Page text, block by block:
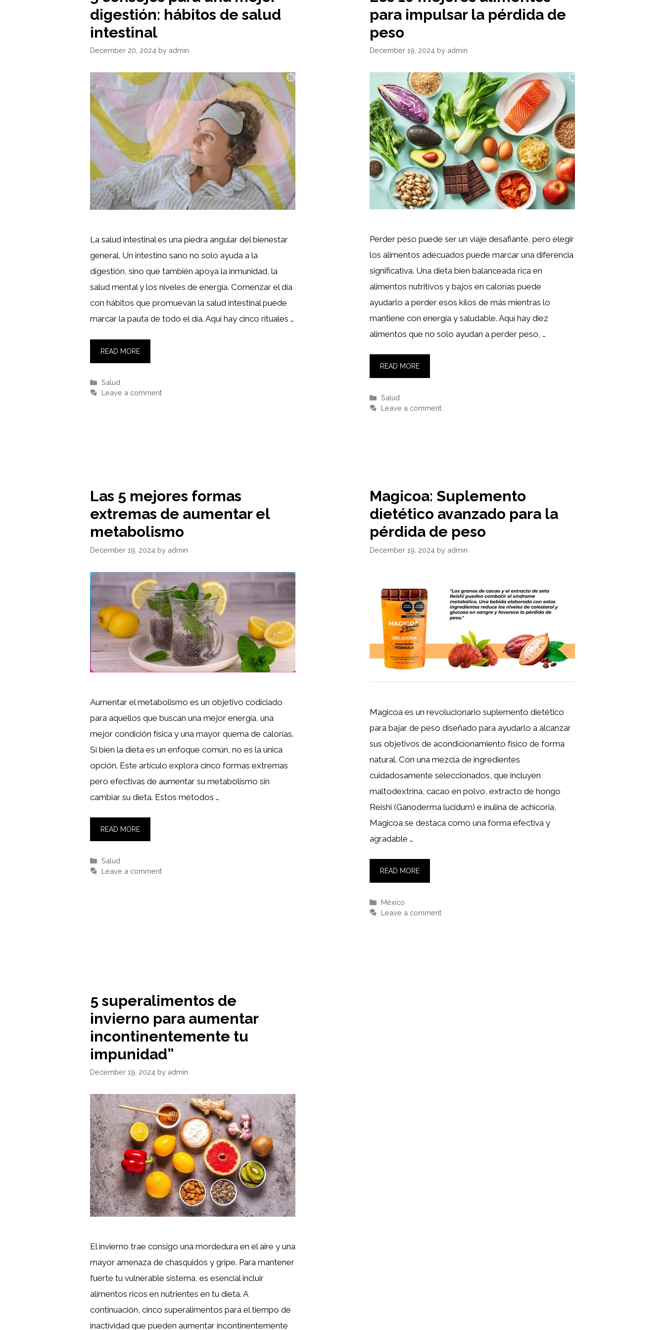
digestión: hábitos de salud
intestinal
December 20, 2024 by admin
La salud intestinal es una piedra angular del bienestar
general. Un intestino sano no solo ayuda a la
digestión, sino que también apoya la inmunidad, la
salud mental y los niveles de energía. Comenzar el día
con hábitos que promuevan la salud intestinal puede
marcar la pauta de todo el día. Aquí hay cinco rituales …
READ MORE
Categories
Salud
Leave a comment
para impulsar la pérdida de
peso
December 19, 2024 by admin
Perder peso puede ser un viaje desafiante, pero elegir
los alimentos adecuados puede marcar una diferencia
significativa. Una dieta bien balanceada rica en
alimentos nutritivos y bajos en calorías puede
ayudarlo a perder esos kilos de más mientras lo
mantiene con energía y saludable. Aquí hay diez
alimentos que no solo ayudan a perder peso, …
READ MORE
Categories
Salud
Leave a comment
Las 5 mejores formas
extremas de aumentar el
metabolismo
December 19, 2024 by admin
Aumentar el metabolismo es un objetivo codiciado
para aquellos que buscan una mejor energía, una
mejor condición física y una mayor quema de calorías.
Si bien la dieta es un enfoque común, no es la única
opción. Este artículo explora cinco formas extremas
pero efectivas de aumentar su metabolismo sin
cambiar su dieta. Estos métodos …
READ MORE
Categories
Salud
Leave a comment
Magicoa: Suplemento
dietético avanzado para la
pérdida de peso
December 19, 2024 by admin
Magicoa es un revolucionario suplemento dietético
para bajar de peso diseñado para ayudarlo a alcanzar
sus objetivos de acondicionamiento físico de forma
natural. Con una mezcla de ingredientes
cuidadosamente seleccionados, que incluyen
maltodextrina, cacao en polvo, extracto de hongo
Reishi (Ganoderma lucidum) e inulina de achicoria,
Magicoa se destaca como una forma efectiva y
agradable …
READ MORE
Categories
México
Leave a comment
5 superalimentos de
invierno para aumentar
incontinentemente tu
impunidad”
December 19, 2024 by admin
El invierno trae consigo una mordedura en el aire y una
mayor amenaza de chasquidos y gripe. Para mantener
fuerte tu vulnerable sistema, es esencial incluir
alimentos ricos en nutrientes en tu dieta. A
continuación, cinco superalimentos para el tiempo de
inactividad que pueden aumentar incontinentemente